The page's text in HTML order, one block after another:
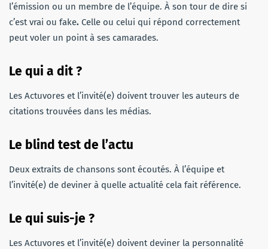
l’émission ou un membre de l’équipe. À son tour de dire si
c’est vrai ou fake. Celle ou celui qui répond correctement
peut voler un point à ses camarades.
Le qui a dit ?
Les Actuvores et l’invité(e) doivent trouver les auteurs de
citations trouvées dans les médias.
Le blind test de l’actu
Deux extraits de chansons sont écoutés. À l’équipe et
l’invité(e) de deviner à quelle actualité cela fait référence.
Le qui suis-je ?
Les Actuvores et l’invité(e) doivent deviner la personnalité